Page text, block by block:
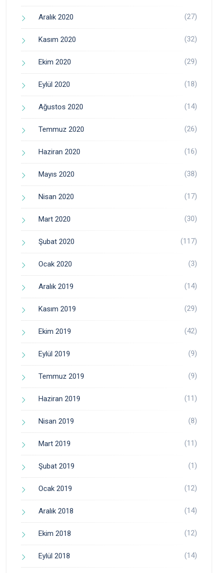
Aralık 2020 (27)
Kasım 2020 (32)
Ekim 2020 (29)
Eylül 2020 (18)
Ağustos 2020 (14)
Temmuz 2020 (26)
Haziran 2020 (16)
Mayıs 2020 (38)
Nisan 2020 (17)
Mart 2020 (30)
Şubat 2020 (117)
Ocak 2020 (3)
Aralık 2019 (14)
Kasım 2019 (29)
Ekim 2019 (42)
Eylül 2019 (9)
Temmuz 2019 (9)
Haziran 2019 (11)
Nisan 2019 (8)
Mart 2019 (11)
Şubat 2019 (1)
Ocak 2019 (12)
Aralık 2018 (14)
Ekim 2018 (12)
Eylül 2018 (14)